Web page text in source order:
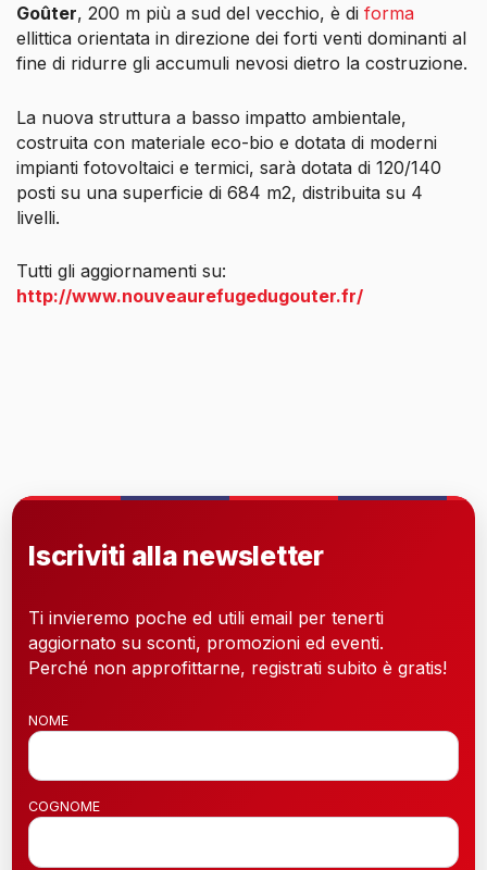
Goûter, 200 m più a sud del vecchio, è di forma
ellittica orientata in direzione dei forti venti dominanti al
fine di ridurre gli accumuli nevosi dietro la costruzione.
La nuova struttura a basso impatto ambientale,
costruita con materiale eco-bio e dotata di moderni
impianti fotovoltaici e termici, sarà dotata di 120/140
posti su una superficie di 684 m2, distribuita su 4
livelli.
Tutti gli aggiornamenti su:
http://www.nouveaurefugedugouter.fr/
Iscriviti alla newsletter
Ti invieremo poche ed utili email per tenerti
aggiornato su sconti, promozioni ed eventi.
Perché non approfittarne, registrati subito è gratis!
NOME
COGNOME